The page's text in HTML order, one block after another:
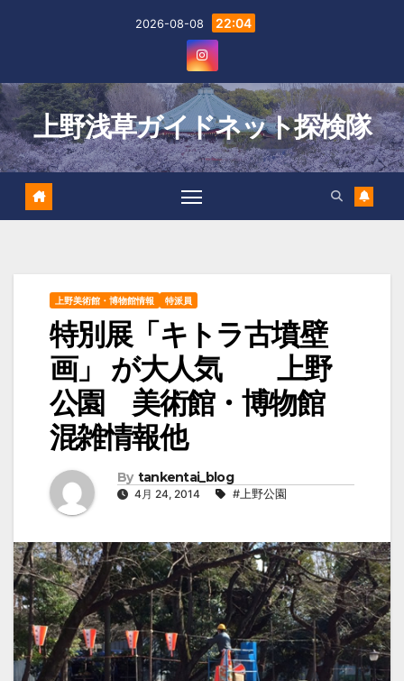
2026-08-08 22:04
上野浅草ガイドネット探検隊
上野美術館・博物館情報 特派員
特別展「キトラ古墳壁
画」 が大人気 上野
公園 美術館・博物館
混雑情報他
By tankentai_blog
4月 24, 2014 #上野公園